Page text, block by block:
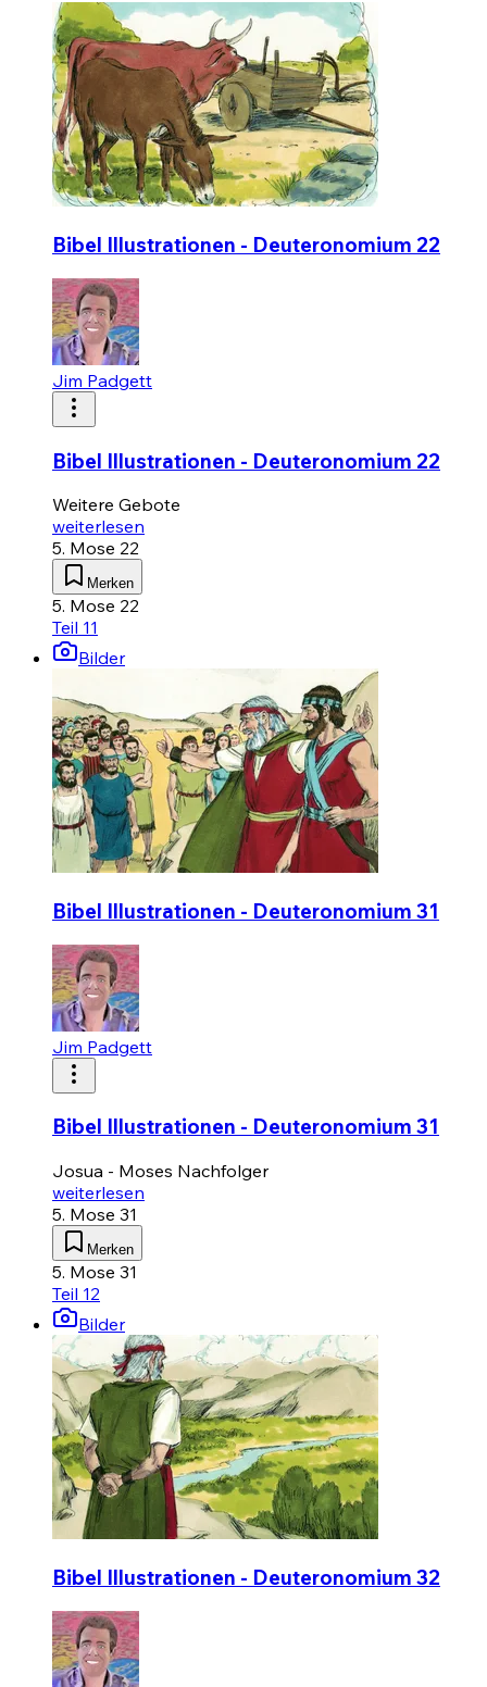
Bibel Illustrationen - Deuteronomium 22
Jim Padgett
Bibel Illustrationen - Deuteronomium 22
Weitere Gebote
weiterlesen
5. Mose 22
Merken
5. Mose 22
Teil 11
Bilder
Bibel Illustrationen - Deuteronomium 31
Jim Padgett
Bibel Illustrationen - Deuteronomium 31
Josua - Moses Nachfolger
weiterlesen
5. Mose 31
Merken
5. Mose 31
Teil 12
Bilder
Bibel Illustrationen - Deuteronomium 32